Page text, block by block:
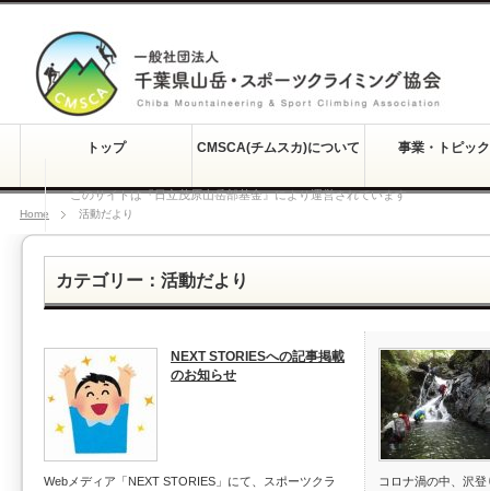
このサイトは『日立茂原山岳部基金』により運営されています
トップ CMSCA(チムスカ)について 事業・トピッ
Home 活動だより
カテゴリー：活動だより
NEXT STORIESへの記事掲載
のお知らせ
Webメディア「NEXT STORIES」にて、スポーツクラ
コロナ渦の中、沢